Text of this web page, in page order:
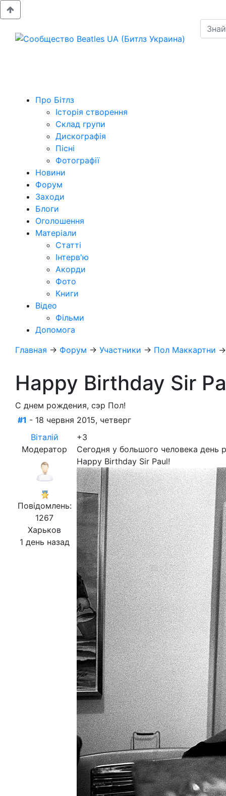
Про Бітлз
Історія створення
Склад групи
Дискографія
Пісні
Фотографії
Новини
Форум
Заходи
Блоги
Оголошення
Матеріали
Статті
Інтерв'ю
Акорди
Фото
Книги
Відео
Фільми
Допомога
Главная → Форум → Участники → Пол Маккартни
Happy Birthday Sir
С днем рождения, сэр Пол!
#1 - 18 червня 2015, четверг
Віталій
Модератор
Повідомлень:
1267
Харьков
1 день назад
+3
Сегодня у большого человека день
Happy Birthday Sir Paul!